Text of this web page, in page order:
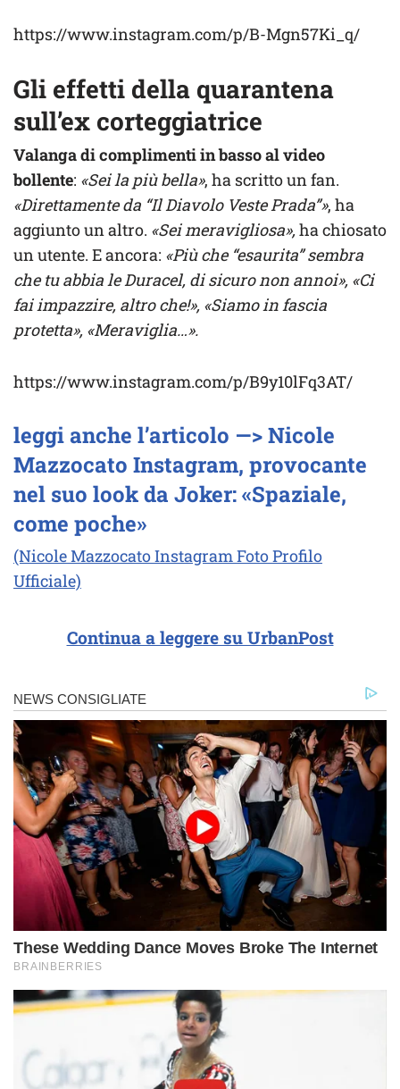
https://www.instagram.com/p/B-Mgn57Ki_q/
Gli effetti della quarantena
sull’ex corteggiatrice
Valanga di complimenti in basso al video
bollente: «Sei la più bella», ha scritto un fan.
«Direttamente da “Il Diavolo Veste Prada”», ha
aggiunto un altro. «Sei meravigliosa»,ha chiosato
un utente. E ancora: «Più che “esaurita” sembra
che tu abbia le Duracel, di sicuro non annoi», «Ci
fai impazzire, altro che!», «Siamo in fascia
protetta», «Meraviglia…».
https://www.instagram.com/p/B9y10lFq3AT/
leggi anche l’articolo —> Nicole
Mazzocato Instagram, provocante
nel suo look da Joker: «Spaziale,
come poche»
(Nicole Mazzocato Instagram Foto Profilo
Ufficiale)
Continua a leggere su UrbanPost